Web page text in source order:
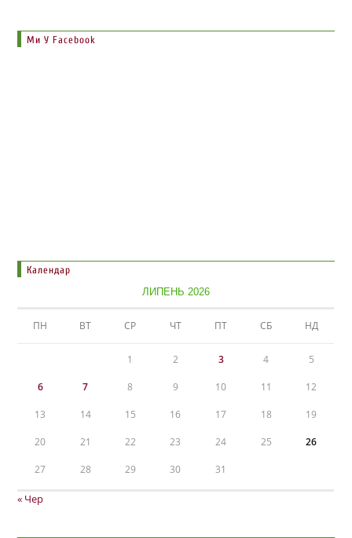
Ми У Facebook
Календар
ЛИПЕНЬ 2026
ПН ВТ СР ЧТ ПТ СБ НД
1 2 3 4 5
6 7 8 9 10 11 12
13 14 15 16 17 18 19
20 21 22 23 24 25 26
27 28 29 30 31
« Чер